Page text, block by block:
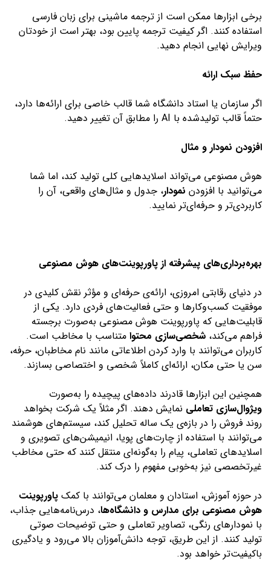
برخی ابزارها ممکن است از ترجمه ماشینی برای زبان فارسی
استفاده کنند. اگر کیفیت ترجمه پایین بود، بهتر است از خودتان
ویرایش نهایی انجام دهید.
حفظ سبک ارائه
اگر سازمان یا استاد دانشگاه شما قالب خاصی برای ارائه‌ها دارد،
حتماً قالب تولیدشده با AI را مطابق آن تغییر دهید.
افزودن نمودار و مثال
هوش مصنوعی می‌تواند اسلایدهایی کلی تولید کند، اما شما
می‌توانید با افزودن نمودار، جدول و مثال‌های واقعی، آن را
کاربردی‌تر و حرفه‌ای‌تر نمایید.
بهره‌برداری‌های پیشرفته از پاورپوینت‌های هوش مصنوعی
در دنیای رقابتی امروزی، ارائه‌ی حرفه‌ای و مؤثر نقش کلیدی در
موفقیت کسب‌وکارها و حتی فعالیت‌های فردی دارد. یکی از
قابلیت‌هایی که پاورپوینت‌ هوش مصنوعی به‌صورت برجسته
فراهم می‌کند، شخصی‌سازی محتوا متناسب با مخاطب است.
کاربران می‌توانند با وارد کردن اطلاعاتی مانند نام مخاطبان، حرفه،
سن یا حتی مکان، ارائه‌ای کاملاً شخصی و اختصاصی بسازند.
همچنین این ابزارها قادرند داده‌های پیچیده را به‌صورت
ویژوال‌سازی تعاملی نمایش دهند. اگر مثلاً یک شرکت بخواهد
روند فروش را در بازه‌ی یک ساله تحلیل کند، سیستم‌های هوشمند
می‌توانند با استفاده از چارت‌های پویا، انیمیشن‌های تصویری و
اسلایدهای تعاملی، پیام را به‌گونه‌ای منتقل کنند که حتی مخاطب
غیرتخصصی نیز به‌خوبی مفهوم را درک کند.
در حوزه آموزش، استادان و معلمان می‌توانند با کمک پاورپوینت
هوش مصنوعی برای مدارس و دانشگاه‌ها، درس‌نامه‌هایی جذاب،
با نمودارهای رنگی، تصاویر تعاملی و حتی توضیحات صوتی
تولید کنند. از این طریق، توجه دانش‌آموزان بالا می‌رود و یادگیری
باکیفیت‌تر خواهد بود.